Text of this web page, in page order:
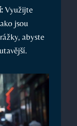
Využijte
jsou
abyste